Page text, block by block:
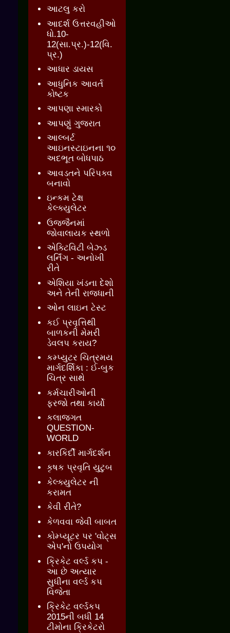
આટલુ કરો
આદર્શ ઉત્તરવહીઓ
ધો.10-
12(સા.પ્ર.)-12(વિ.
પ્ર.)
આધાર ડાયસ
આધુનિક આવર્ત
કોષ્ટક
આપણા સ્મારકો
આપણું ગુજરાત
આલ્બર્ટ
આઇનસ્ટાઇનના ૧૦
અદભૂત બોધપાઠ
આવડતને પરિપક્વ
બનાવો
ઇન્કમ ટેક્ષ
કેલ્ક્યુલેટર
ઉજ્જૈનમાં
જોવાલાયક સ્થળો
એક્ટિવિટી બેઝ્ડ
લર્નિંગ - અનોખી
રીતે
એશિયા ખંડના દેશો
અને તેની રાજધાની
ઓન લાઇન ટેસ્ટ
કઈ પ્રવૃત્તિથી
બાળકની મેમરી
ડેવલપ કરાય?
કમ્પ્યુટર ચિત્રમય
માર્ગદર્શિકા : ઈ-બુક
ચિત્ર સાથે
કર્મચારીઓની
ફરજો તથા કાર્યો
કલાજગત
QUESTION-
WORLD
કારકિર્દી માર્ગદર્શન
કૃષક પ્રવૃતિ યુટુબ
કેલ્ક્યુલેટર ની
કરામત
કેવી રીતે?
કેળવવા જેવી બાબત
કોમ્પ્યૂટર પર 'વોટ્સ
એપ'નો ઉપયોગ
ક્રિકેટ વર્લ્ડ કપ -
આ છે અત્યાર
સુધીના વર્લ્ડ કપ
વિજેતા
ક્રિકેટ વર્લ્ડકપ
2015ની બધી 14
ટીમોના ક્રિકેટરો